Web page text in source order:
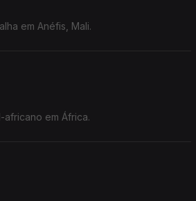
em Anéfis, Mali.
em África.